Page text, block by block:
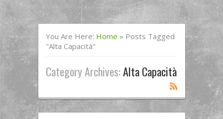
You Are Here: Home » Posts Tagged
"alta Capacità"
Category Archives:Alta Capacità